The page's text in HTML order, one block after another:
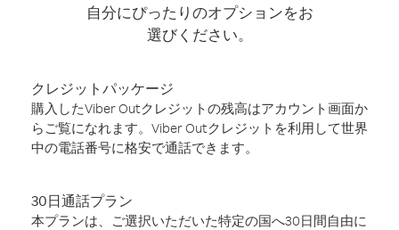
自分にぴったりのオプションをお
選びください。
クレジットパッケージ
購入したViber Outクレジットの残高はアカウント画面か
らご覧になれます。Viber Outクレジットを利用して世界
中の電話番号に格安で通話できます。
30日通話プラン
本プランは、ご選択いただいた特定の国へ30日間自由に